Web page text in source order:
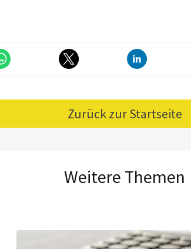
Zurück zur Startseite
Weitere Themen